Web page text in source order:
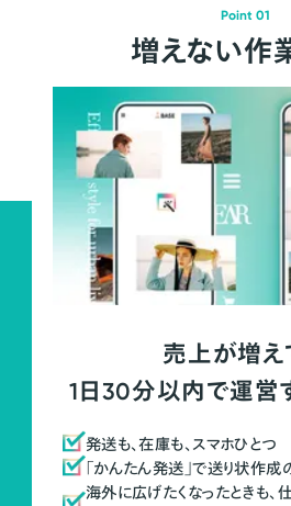
Point 01
増えない作
売上が増え
1日30分以内で運営
発送も、在庫も、スマホひとつ
「かんたん発送」で送り状作成
海外に広げたくなったときも